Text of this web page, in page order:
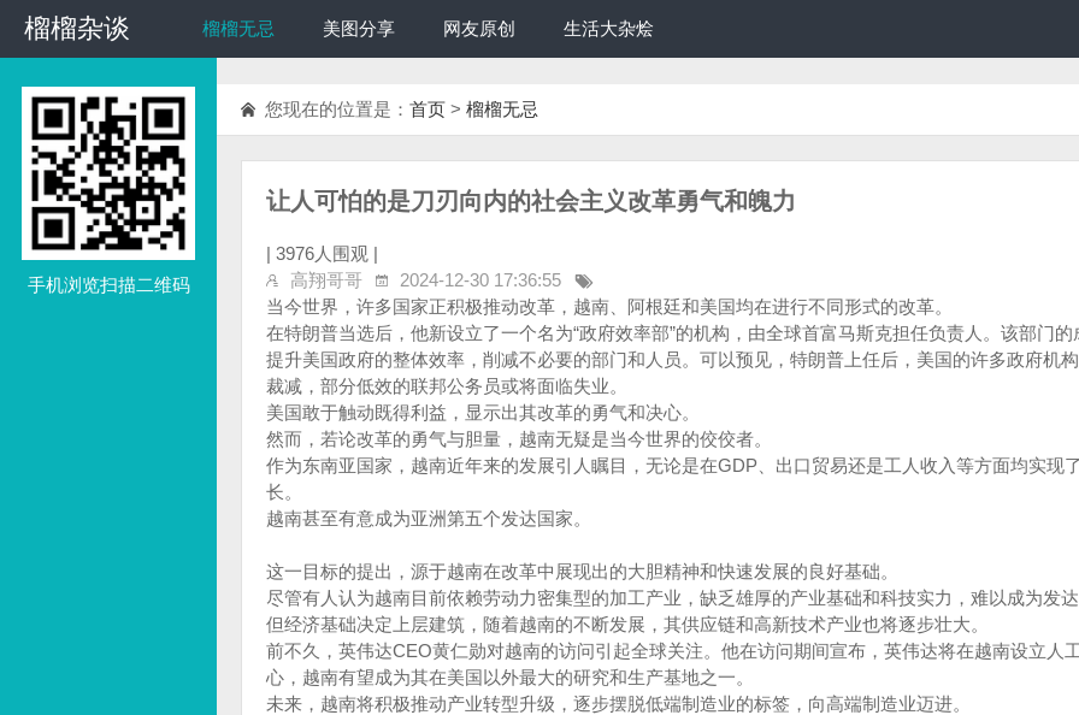
榴榴杂谈
榴榴杂谈 榴榴无忌 美图分享 网友原创 生活大杂烩
手机浏览扫描二维码
您现在的位置是： 首页 > 榴榴无忌
让人可怕的是刀刃向内的社会主义改革勇气和魄力
| 3976人围观 |
高翔哥哥
2024-12-30 17:36:55
当今世界，许多国家正积极推动改革，越南、阿根廷和美国均在进行不同形式的改革。
在特朗普当选后，他新设立了一个名为“政府效率部”的机构，由全球首富马斯克担任负责人。该部门的
提升美国政府的整体效率，削减不必要的部门和人员。可以预见，特朗普上任后，美国的许多政府机
裁减，部分低效的联邦公务员或将面临失业。
美国敢于触动既得利益，显示出其改革的勇气和决心。
然而，若论改革的勇气与胆量，越南无疑是当今世界的佼佼者。
作为东南亚国家，越南近年来的发展引人瞩目，无论是在GDP、出口贸易还是工人收入等方面均实现
长。
越南甚至有意成为亚洲第五个发达国家。
这一目标的提出，源于越南在改革中展现出的大胆精神和快速发展的良好基础。
尽管有人认为越南目前依赖劳动力密集型的加工产业，缺乏雄厚的产业基础和科技实力，难以成为发
但经济基础决定上层建筑，随着越南的不断发展，其供应链和高新技术产业也将逐步壮大。
前不久，英伟达CEO黄仁勋对越南的访问引起全球关注。他在访问期间宣布，英伟达将在越南设立人
心，越南有望成为其在美国以外最大的研究和生产基地之一。
未来，越南将积极推动产业转型升级，逐步摆脱低端制造业的标签，向高端制造业迈进。